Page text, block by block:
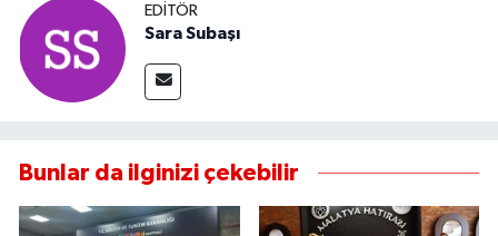
EDITÖR
Sara Subaşı
Bunlar da ilginizi çekebilir